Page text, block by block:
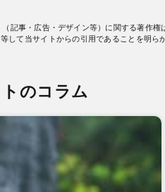
記事・広告・デザイン等）に関する著作
して当サイトからの引用であることを明
のコラム